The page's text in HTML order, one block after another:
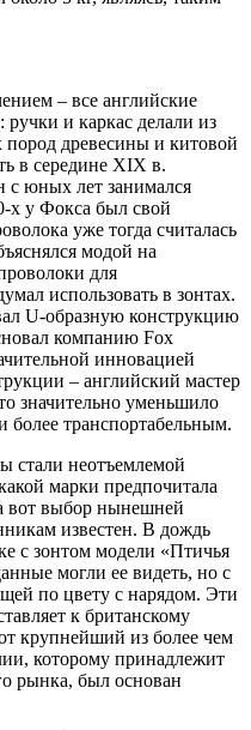
– все английские
и каркас делали из
древесины и китовой
в середине XIX в.
юных лет занимался
х у Фокса был свой
уже тогда считалась
модой на
для
использовать в зонтах.
U-образную конструкцию
компанию Fox
инновацией
– английский мастер
значительно уменьшило
более транспортабельным.
стали неотъемлемой
марки предпочитала
вот выбор нынешней
известен. В дождь
с зонтом модели «Птичья
могли ее видеть, но с
по цвету с нарядом. Эти
к британскому
крупнейший из более чем
которому принадлежит
рынка, был основан